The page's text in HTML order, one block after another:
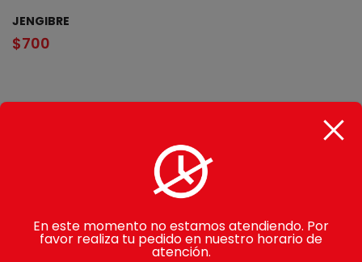
JENGIBRE
$700
Sake Rolls
En este momento no estamos atendiendo. Por
favor realiza tu pedido en nuestro horario de
atención.